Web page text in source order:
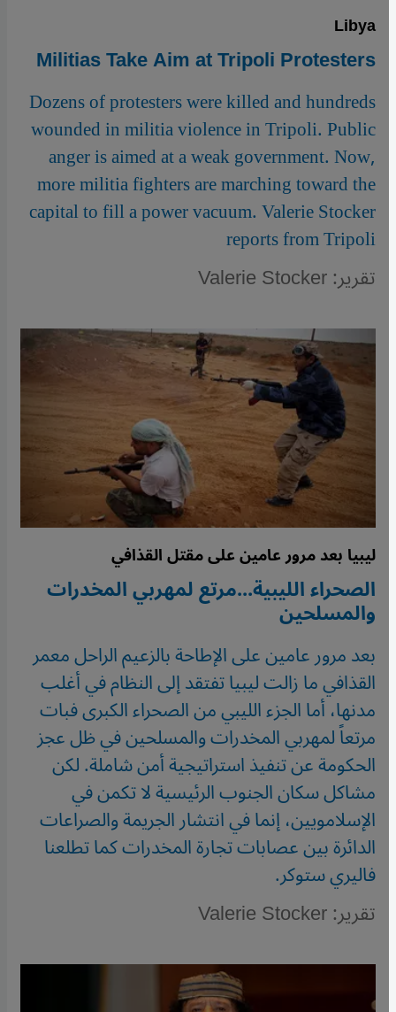
Libya
Militias Take Aim at Tripoli Protesters
Dozens of protesters were killed and hundreds
wounded in militia violence in Tripoli. Public
anger is aimed at a weak government. Now,
more militia fighters are marching toward the
capital to fill a power vacuum. Valerie Stocker
reports from Tripoli
تقرير: Valerie Stocker
ليبيا بعد مرور عامين على مقتل القذافي
الصحراء الليبية...مرتع لمهربي المخدرات
والمسلحين
بعد مرور عامين على الإطاحة بالزعيم الراحل معمر
القذافي ما زالت ليبيا تفتقد إلى النظام في أغلب
مدنها، أما الجزء الليبي من الصحراء الكبرى فبات
مرتعاً لمهربي المخدرات والمسلحين في ظل عجز
الحكومة عن تنفيذ استراتيجية أمن شاملة. لكن
مشاكل سكان الجنوب الرئيسية لا تكمن في
الإسلامويين، إنما في انتشار الجريمة والصراعات
الدائرة بين عصابات تجارة المخدرات كما تطلعنا
فاليري ستوكر.
تقرير: Valerie Stocker